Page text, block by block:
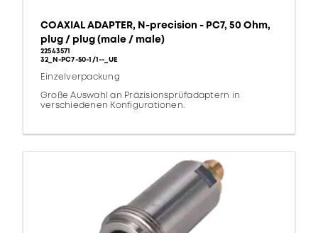
COAXIAL ADAPTER, N-precision - PC7, 50 Ohm,
plug / plug (male / male)
22543571
32_N-PC7-50-1/1--_UE
Einzelverpackung
Große Auswahl an Präzisionsprüfadaptern in
verschiedenen Konfigurationen.